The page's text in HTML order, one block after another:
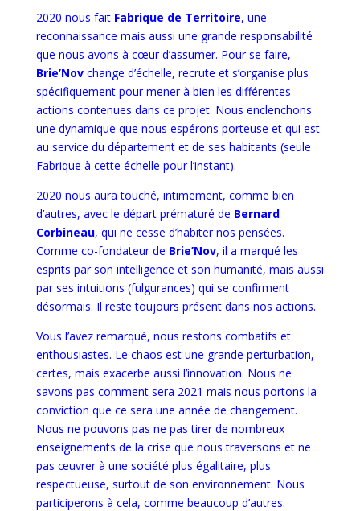
2020 nous fait Fabrique de Territoire, une
reconnaissance mais aussi une grande responsabilité
que nous avons à cœur d’assumer. Pour se faire,
Brie’Novchange d’échelle, recrute et s’organise plus
spécifiquement pour mener à bien les différentes
actions contenues dans ce projet. Nous enclenchons
une dynamique que nous espérons porteuse et qui est
au service du département et de ses habitants (seule
Fabrique à cette échelle pour l’instant).
2020 nous aura touché, intimement, comme bien
d’autres, avec le départ prématuré de Bernard
Corbineau, qui ne cesse d’habiter nos pensées.
Comme co-fondateur de Brie’Nov, il a marqué les
esprits par son intelligence et son humanité, mais aussi
par ses intuitions (fulgurances) qui se confirment
désormais. Il reste toujours présent dans nos actions.
Vous l’avez remarqué, nous restons combatifs et
enthousiastes. Le chaos est une grande perturbation,
certes, mais exacerbe aussi l’innovation. Nous ne
savons pas comment sera 2021 mais nous portons la
conviction que ce sera une année de changement.
Nous ne pouvons pas ne pas tirer de nombreux
enseignements de la crise que nous traversons et ne
pas œuvrer à une société plus égalitaire, plus
respectueuse, surtout de son environnement. Nous
participerons à cela, comme beaucoup d’autres.